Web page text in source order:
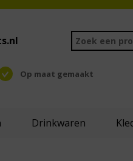
Op maat gemaakt
Drinkwaren